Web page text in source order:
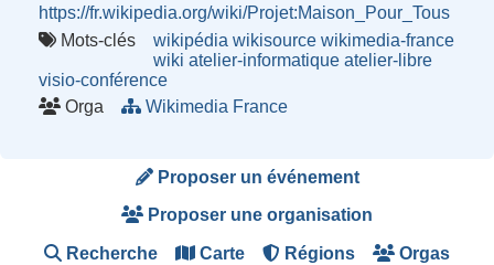
https://fr.wikipedia.org/wiki/Projet:Maison_Pour_Tous
Mots-clés
wikipédia wikisource wikimedia-france
wiki atelier-informatique atelier-libre
visio-conférence
Orga
Wikimedia France
Proposer un événement
Proposer une organisation
Recherche Carte Régions Orgas